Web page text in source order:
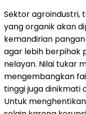
Sektor agroindustri,
yang organik akan
kemandirian
agar lebih berpihak
nelayan. Nilai tukar
mengembangkan
tinggi juga dinikmati
Untuk